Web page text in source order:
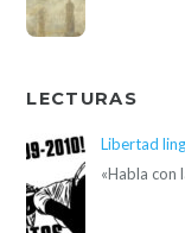
LECTURAS
Libertad
«Habla con